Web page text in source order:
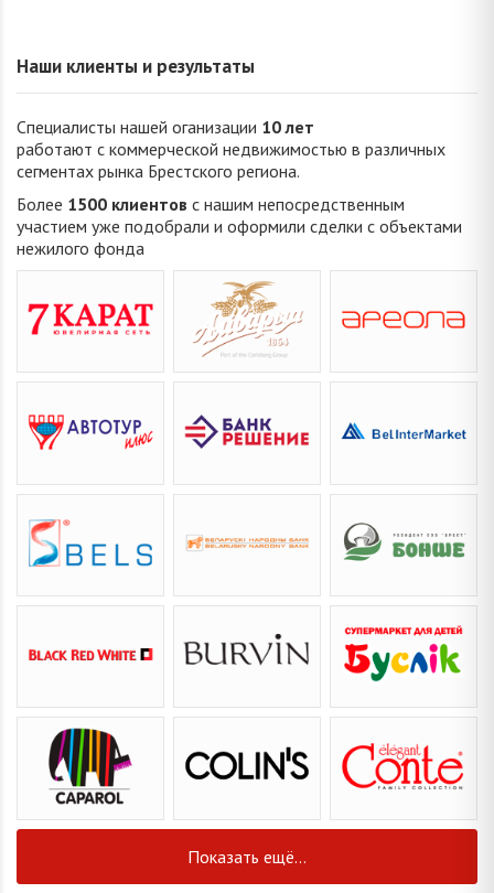
Наши клиенты и результаты
Специалисты нашей оганизации 10 лет
работают с коммерческой недвижимостью в различных
сегментах рынка Брестского региона.
Более 1500 клиентов с нашим непосредственным
участием уже подобрали и оформили сделки с объектами
нежилого фонда
Показать ещё...